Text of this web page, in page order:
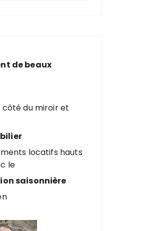
de beaux
côté du miroir et
locatifs hauts
le
saisonnière